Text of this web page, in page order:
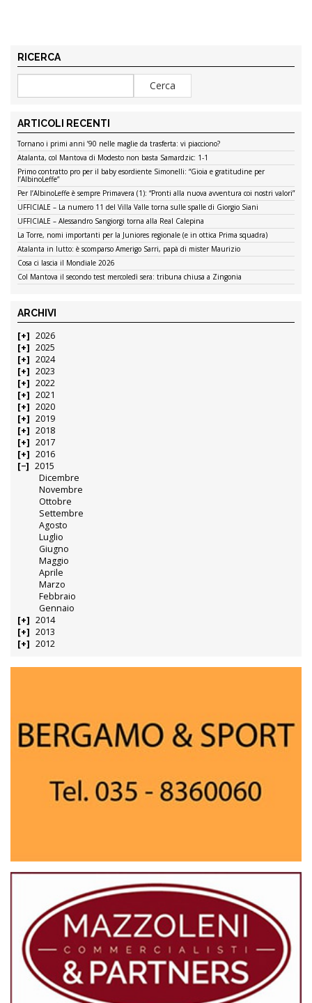
RICERCA
ARTICOLI RECENTI
Tornano i primi anni ’90 nelle maglie da trasferta: vi piacciono?
Atalanta, col Mantova di Modesto non basta Samardzic: 1-1
Primo contratto pro per il baby esordiente Simonelli: “Gioia e gratitudine per
l’AlbinoLeffe”
Per l’AlbinoLeffe è sempre Primavera (1): “Pronti alla nuova avventura coi nostri valori”
UFFICIALE – La numero 11 del Villa Valle torna sulle spalle di Giorgio Siani
UFFICIALE – Alessandro Sangiorgi torna alla Real Calepina
La Torre, nomi importanti per la Juniores regionale (e in ottica Prima squadra)
Atalanta in lutto: è scomparso Amerigo Sarri, papà di mister Maurizio
Cosa ci lascia il Mondiale 2026
Col Mantova il secondo test mercoledì sera: tribuna chiusa a Zingonia
ARCHIVI
2026
2025
2024
2023
2022
2021
2020
2019
2018
2017
2016
2015
Dicembre
Novembre
Ottobre
Settembre
Agosto
Luglio
Giugno
Maggio
Aprile
Marzo
Febbraio
Gennaio
2014
2013
2012